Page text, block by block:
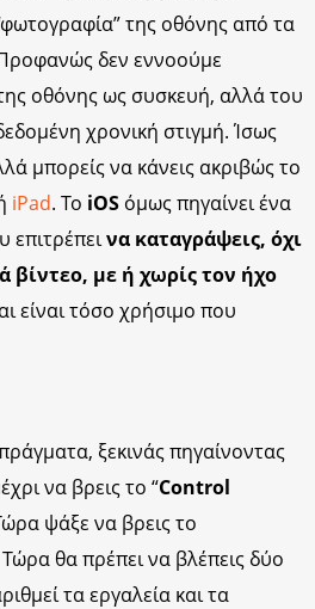
της οθόνης από τα
δεν εννοούμε
οθόνης ως συσκευή, αλλά του
χρονική στιγμή. Ίσως
μπορείς να κάνεις ακριβώς το
iPad. Το iOS όμως πηγαίνει ένα
επιτρέπεινα καταγράψεις, όχι
βίντεο, με ή χωρίς τον ήχο
είναι τόσο χρήσιμο που
ξεκινάς πηγαίνοντας
να βρεις το “Control
ψάξε να βρεις το
Τώρα θα πρέπει να βλέπεις δύο
τα εργαλεία και τα